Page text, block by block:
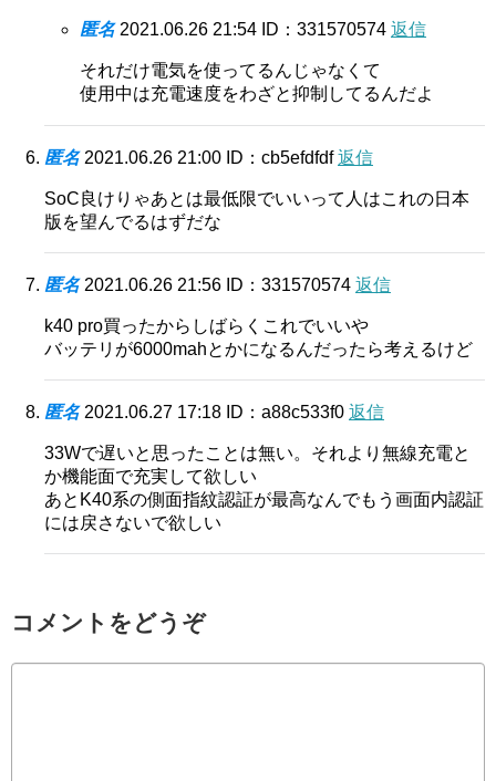
匿名 2021.06.26 21:54 ID：331570574 返信
それだけ電気を使ってるんじゃなくて
使用中は充電速度をわざと抑制してるんだよ
匿名 2021.06.26 21:00 ID：cb5efdfdf返信
SoC良けりゃあとは最低限でいいって人はこれの日本
版を望んでるはずだな
匿名 2021.06.26 21:56 ID：331570574 返信
k40 pro買ったからしばらくこれでいいや
バッテリが6000mahとかになるんだったら考えるけど
匿名 2021.06.27 17:18 ID：a88c533f0 返信
33Wで遅いと思ったことは無い。それより無線充電と
か機能面で充実して欲しい
あとK40系の側面指紋認証が最高なんでもう画面内認証
には戻さないで欲しい
コメントをどうぞ